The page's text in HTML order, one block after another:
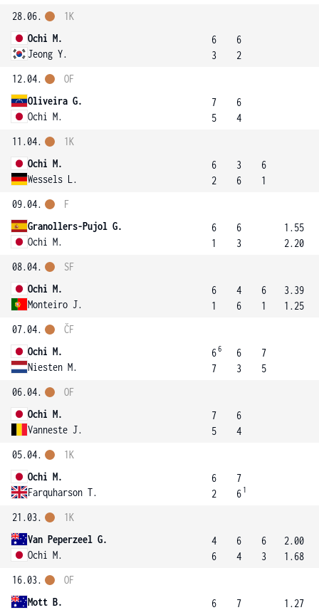
28.06.
Ochi M.
Jeong Y.
1K
6
3
6
2
12.04.
Oliveira G.
Ochi M.
OF
7
5
6
4
11.04.
Ochi M.
Wessels L.
1K
6
2
3
6
6
1
09.04.
Granollers-Pujol G.
Ochi M.
F
6
1
6
3
1.55
2.20
08.04.
Ochi M.
Monteiro J.
SF
6
1
4
6
6
1
3.39
1.25
07.04.
Ochi M.
Niesten M.
ČF
66
7
6
3
7
5
06.04.
Ochi M.
Vanneste J.
OF
7
5
6
4
05.04.
Ochi M.
Farquharson T.
1K
6
2
7
6 1
21.03.
Van Peperzeel G.
Ochi M.
1K
4
6
6
4
6
3
2.00
1.68
16.03.
Mott B.
OF
6
7
1.27